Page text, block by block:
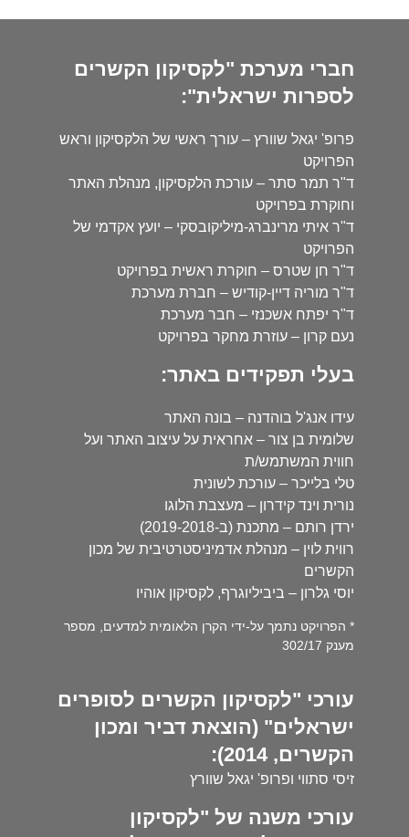
חברי מערכת "לקסיקון הקשרים
לספרות ישראלית":
פרופ' יגאל שוורץ – עורך ראשי של הלקסיקון וראש
הפרויקט
ד"ר תמר סתר – עורכת הלקסיקון, מנהלת האתר
וחוקרת בפרויקט
ד"ר איתי מרינברג-מיליקובסקי – יועץ אקדמי של
הפרויקט
ד"ר חן שטרס – חוקרת ראשית בפרויקט
ד"ר מוריה דיין-קודיש – חברת מערכת
ד"ר יפתח אשכנזי – חבר מערכת
נעם קרון – עוזרת מחקר בפרויקט
בעלי תפקידים באתר:
עידו אנג'ל בוהדנה – בונה האתר
שלומית בן צור – אחראית על עיצוב האתר ועל
חווית המשתמש/ת
טלי בלייכר – עורכת לשונית
נורית וינד קידרון – מעצבת הלוגו
ירדן רותם – מתכנת (ב-2019-2018)
רווית לוין – מנהלת אדמיניסטרטיבית של מכון
הקשרים
יוסי גלרון – ביביליוגרף, לקסיקון אוהיו
* הפרויקט נתמך על-ידי הקרן הלאומית למדעים, מספר
מענק 302/17
עורכי "לקסיקון הקשרים לסופרים
ישראלים" (הוצאת דביר ומכון
הקשרים, 2014):
זיסי סתווי ופרופ' יגאל שוורץ
עורכי משנה של "לקסיקון